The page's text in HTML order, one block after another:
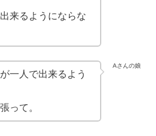
来るようにならな
Aさんの娘
一人で出来るよう
って。